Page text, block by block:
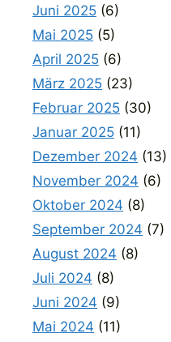
Juni 2025 (6)
Mai 2025 (5)
April 2025 (6)
März 2025 (23)
Februar 2025 (30)
Januar 2025 (11)
Dezember 2024 (13)
November 2024 (6)
Oktober 2024 (8)
September 2024 (7)
August 2024 (8)
Juli 2024 (8)
Juni 2024 (9)
Mai 2024 (11)